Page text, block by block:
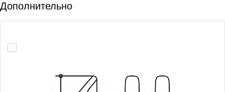
Дополнительно